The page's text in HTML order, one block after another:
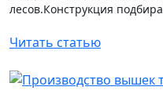
лесов.Конструкция
Читать статью